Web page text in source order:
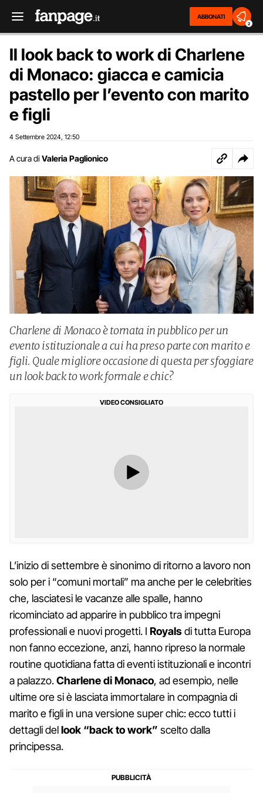
ABBONATI
2
Il look back to work di Charlene
di Monaco: giacca e camicia
pastello per l’evento con marito
e figli
4 Settembre 2024 12:50
A cura di Valeria Paglionico
Charlene di Monaco è tornata in pubblico per un
evento istituzionale a cui ha preso parte con marito e
figli. Quale migliore occasione di questa per sfoggiare
un look back to work formale e chic?
VIDEO CONSIGLIATO
L’inizio di settembre è sinonimo di ritorno a lavoro non
solo per i “comuni mortali” ma anche per le celebrities
che, lasciatesi le vacanze alle spalle, hanno
ricominciato ad apparire in pubblico tra impegni
professionali e nuovi progetti. I Royalsdi tutta Europa
non fanno eccezione, anzi, hanno ripreso la normale
routine quotidiana fatta di eventi istituzionali e incontri
a palazzo.Charlene di Monaco, ad esempio, nelle
ultime ore si è lasciata immortalare in compagnia di
marito e figli in una versione super chic: ecco tutti i
dettagli dellook “back to work” scelto dalla
principessa.